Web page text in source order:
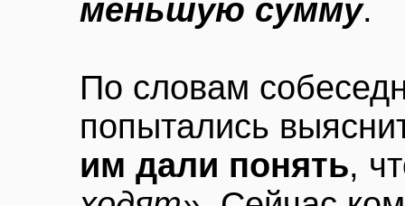
меньшую сумму.
По словам
попытались
им дали понять,